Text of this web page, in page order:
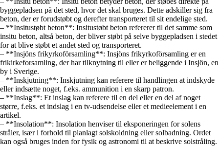
byggepladsen på det sted, hvor det skal bruges. Dette adskiller sig fra
beton, der er forudstøbt og derefter transporteret til sit endelige sted.
– **Insitustøbt beton**: Insitustøbt beton refererer til det samme som
insitu beton, altså beton, der bliver støbt på selve byggepladsen i stedet
for at blive støbt et andet sted og transporteret.
– **Insjöns frikyrkoförsamling**: Insjöns frikyrkoförsamling er en
frikirkeforsamling, der har tilknytning til eller er beliggende i Insjön, en
by i Sverige.
– **Inskjutning**: Inskjutning kan referere til handlingen at indskyde
eller indsætte noget, f.eks. ammunition i en skarp patron.
– **Inslag**: Et inslag kan referere til en del eller en del af noget
større, f.eks. et indslag i en tv-udsendelse eller et medieelement i en
artikel.
– **Insolation**: Insolation henviser til eksponeringen for solens
stråler, især i forhold til planlagt solskoldning eller solbadning. Ordet
kan også bruges inden for fysik og astronomi til at beskrive solstråling.